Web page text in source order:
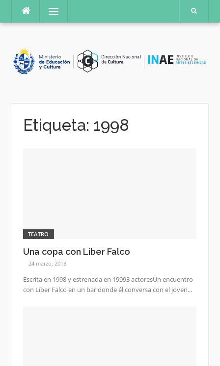
contenido
Menú
Etiqueta: 1998
TEATRO
Una copa con Líber Falco
24 marzo, 2013
Escrita en 1998 y estrenada en 19993 actoresUn encuentro
con Líber Falco en un bar donde él conversa con el joven...